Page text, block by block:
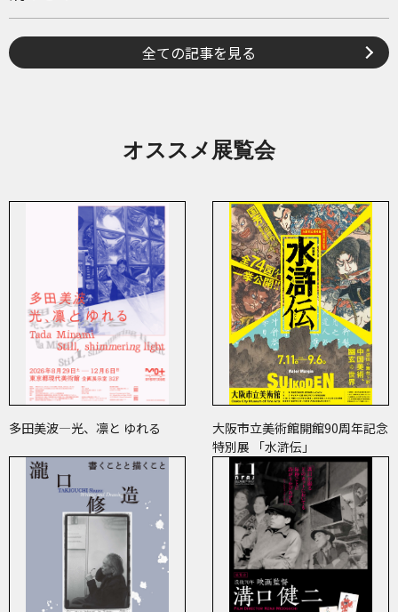
全ての記事を見る
オススメ展覧会
多田美波―光、凛と ゆれる
大阪市立美術館開館90周年記念
特別展 「水滸伝」